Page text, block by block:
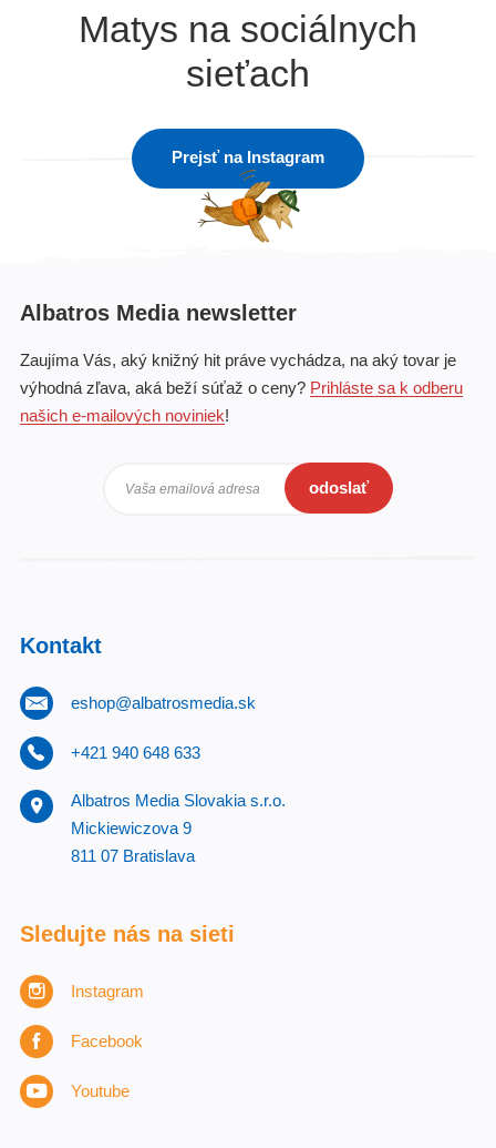
Matys na sociálnych
sieťach
Prejsť na Instagram
Albatros Media newsletter
Zaujíma Vás, aký knižný hit práve vychádza, na aký tovar je
výhodná zľava, aká beží súťaž o ceny? Prihláste sa k odberu
našich e-mailových noviniek!
Vaša emailová adresa odoslať
Kontakt
eshop@albatrosmedia.sk
+421 940 648 633
Albatros Media Slovakia s.r.o.
Mickiewiczova 9
811 07 Bratislava
Sledujte nás na sieti
Instagram
Facebook
Youtube